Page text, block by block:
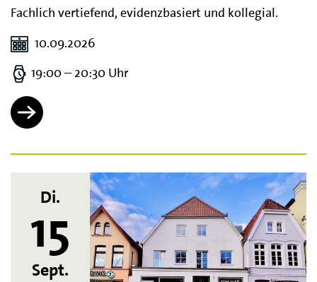
Fachlich vertiefend, evidenzbasiert und kollegial.
10.09.2026
19:00 – 20:30 Uhr
Di.
15
Sept.